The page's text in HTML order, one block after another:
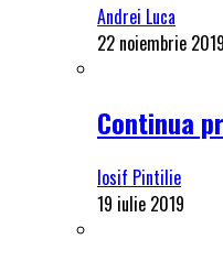
Andrei Luca
22 noiembrie 2019
Continua
Iosif Pintilie
19 iulie 2019